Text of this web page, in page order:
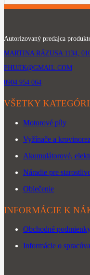
Autorizovaný predajca
MARTINA RÁZUSA 1134,
PHUJIK@GMAIL.COM
0904 954 064
VŠETKY
Motorové píly
Vyžínače a
Akumulátorové,
Náradie pre
Oblečenie
INFORMÁCIE K
Obchodné
Informácie o